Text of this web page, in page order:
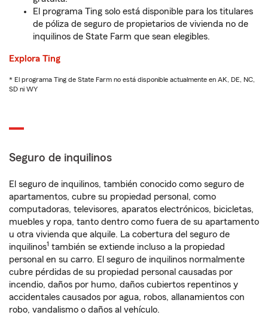
El programa Ting solo está disponible para los titulares
de póliza de seguro de propietarios de vivienda no de
inquilinos de State Farm que sean elegibles.
Explora Ting
* El programa Ting de State Farm no está disponible actualmente en AK, DE, NC,
SD ni WY
Seguro de inquilinos
El seguro de inquilinos, también conocido como seguro de
apartamentos, cubre su propiedad personal, como
computadoras, televisores, aparatos electrónicos, bicicletas,
muebles y ropa, tanto dentro como fuera de su apartamento
u otra vivienda que alquile. La cobertura del seguro de
inquilinos1 también se extiende incluso a la propiedad
personal en su carro. El seguro de inquilinos normalmente
cubre pérdidas de su propiedad personal causadas por
incendio, daños por humo, daños cubiertos repentinos y
accidentales causados por agua, robos, allanamientos con
robo, vandalismo o daños al vehículo.